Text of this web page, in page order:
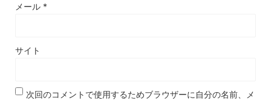
メール *
サイト
次回のコメントで使用するためブラウザーに自分の名前、メ